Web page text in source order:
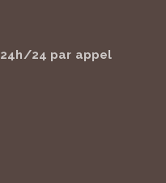
24h/24 par appel